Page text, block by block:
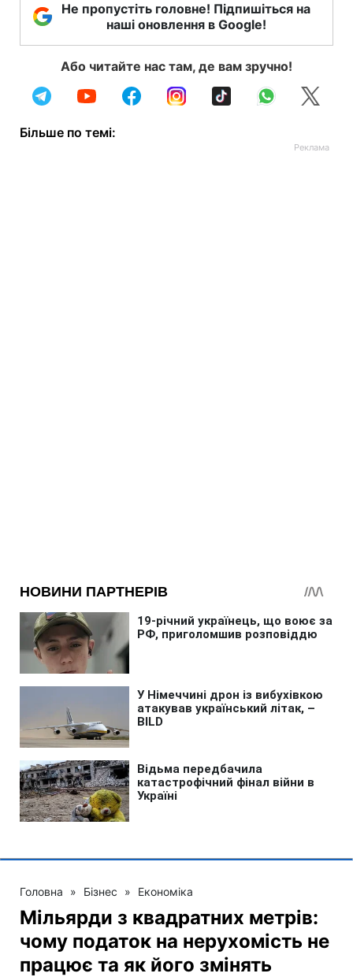
Не пропустіть головне! Підпишіться на
наші оновлення в Google!
Або читайте нас там, де вам зручно!
Більше по темі:
Головна » Бізнес » Економіка
Мільярди з квадратних метрів:
чому податок на нерухомість не
працює та як його змінять